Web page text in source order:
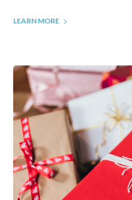
LEARN MORE